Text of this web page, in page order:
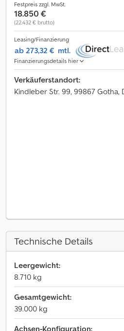
Festpreis zzgl. MwSt.
18.850 €
(22.432 € brutto)
Leasing/Finanzierung
ab 273,32 € mtl.
Finanzierungsdetails hier
Verkäuferstandort:
Kindleber Str. 99, 99867 Gotha,
Technische Details
Leergewicht:
8.710 kg
Gesamtgewicht:
39.000 kg
Achsen-Konfiguration: